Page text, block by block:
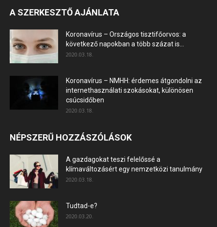
A SZERKESZTŐ AJÁNLATA
Koronavírus – Országos tisztifőorvos: a
következő napokban a több százat is...
2020.03.18.
Koronavírus – NMHH: érdemes átgondolni az
internethasználati szokásokat, különösen
csúcsidőben
2020.03.18.
NÉPSZERŰ HOZZÁSZÓLÁSOK
A gazdagokat teszi felelőssé a
klímaváltozásért egy nemzetközi tanulmány
2020.03.18.
Tudtad-e?
2020.03.20.